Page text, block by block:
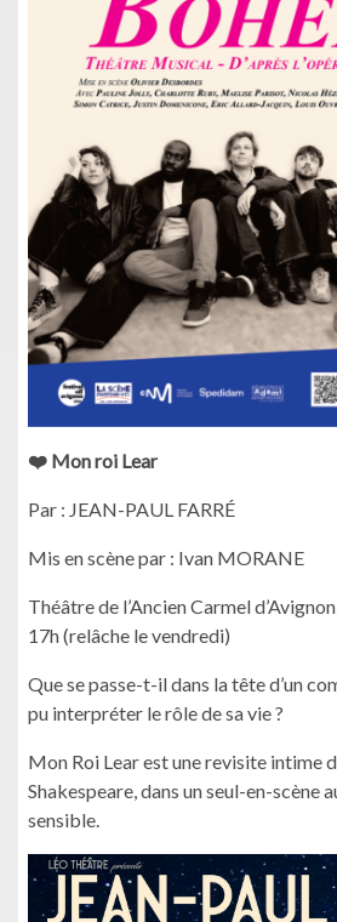
❤️ Mon roi Lear
Par : JEAN-PAUL FARRÉ
Mis en scène par : Ivan MORANE
Théâtre de l’Ancien Carmel
17h (relâche le vendredi)
Que se passe-t-il dans la tête d’un
pu interpréter le rôle de sa vie ?
Mon Roi Lear est une revisite intime
Shakespeare, dans un seul-en-scène
sensible.